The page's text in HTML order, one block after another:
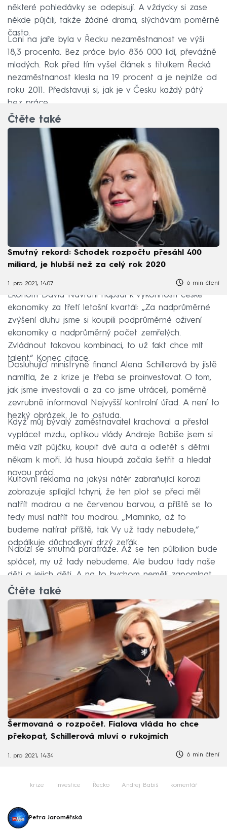
některé pohledávky se odepisují. A vždycky si zase
někde půjčili, takže žádné drama, slýchávám poměrně
často.
Loni na jaře byla v Řecku nezaměstnanost ve výši
18,3 procenta. Bez práce bylo 836 000 lidí, převážně
mladých. Rok před tím vyšel článek s titulkem Řecká
nezaměstnanost klesla na 19 procent a je nejníže od
roku 2011. Představuji si, jak je v Česku každý pátý
bez práce.
Čtěte také
Smutný rekord: Schodek rozpočtu přesáhl 400
miliard, je hlubší než za celý rok 2020
1. pro 2021, 14:07 6 min čtení
Ekonom David Navrátil napsal k výkonnosti české
ekonomiky za třetí letošní kvartál: „Za nadprůměrné
zvýšení dluhu jsme si koupili podprůměrné oživení
ekonomiky a nadprůměrný počet zemřelých.
Zvládnout takovou kombinaci, to už fakt chce mít
talent.“ Konec citace.
Dosluhující ministryně financí Alena Schillerová by jistě
namítla, že z krize je třeba se proinvestovat. O tom,
jak jsme investovali a za co jsme utráceli, poměrně
zevrubně informoval Nejvyšší kontrolní úřad. A není to
hezký obrázek. Je to ostuda.
Když můj bývalý zaměstnavatel krachoval a přestal
vyplácet mzdu, optikou vlády Andreje Babiše jsem si
měla vzít půjčku, koupit dvě auta a odletět s dětmi
někam k moři. Já husa hloupá začala šetřit a hledat
novou práci.
Kultovní reklama na jakýsi nátěr zabraňující korozi
zobrazuje spílající tchyni, že ten plot se přeci měl
natřít modrou a ne červenou barvou, a příště se to
tedy musí natřít tou modrou. „Maminko, až to
budeme natírat příště, tak Vy už tady nebudete,“
odpálkuje důchodkyni drzý zeťák.
Nabízí se smutná parafráze. Až se ten půlbilion bude
splácet, my už tady nebudeme. Ale budou tady naše
děti a jejich děti. A na to bychom neměli zapomínat.
Čtěte také
Šermovaná o rozpočet. Fialova vláda ho chce
překopat, Schillerová mluví o rukojmích
1. pro 2021, 14:34 6 min čtení
krize investice Řecko Andrej Babiš komentář
Petra Jaroměřská